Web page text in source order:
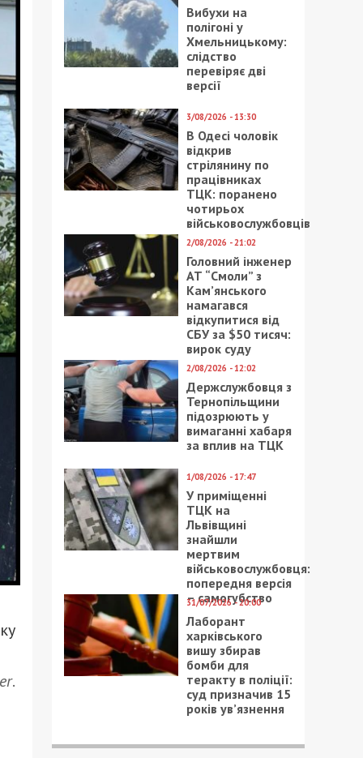
.
Вибухи на
полігоні у
Хмельницькому:
слідство
перевіряє дві
версії
3/08/2026 - 13:30
В Одесі чоловік
відкрив
стрілянину по
працівниках
ТЦК: поранено
чотирьох
військовослужбовців
2/08/2026 - 21:02
Головний інженер
АТ “Смоли” з
Кам’янського
намагався
відкупитися від
СБУ за $50 тисяч:
вирок суду
2/08/2026 - 12:02
Держслужбовця з
Тернопільщини
підозрюють у
вимаганні хабаря
за вплив на ТЦК
1/08/2026 - 17:47
У приміщенні
ТЦК на
Львівщині
знайшли
мертвим
військовослужбовця:
попередня версія
– самогубство
31/07/2026 - 20:00
Лаборант
харківського
вишу збирав
бомби для
теракту в поліції:
суд призначив 15
років ув’язнення